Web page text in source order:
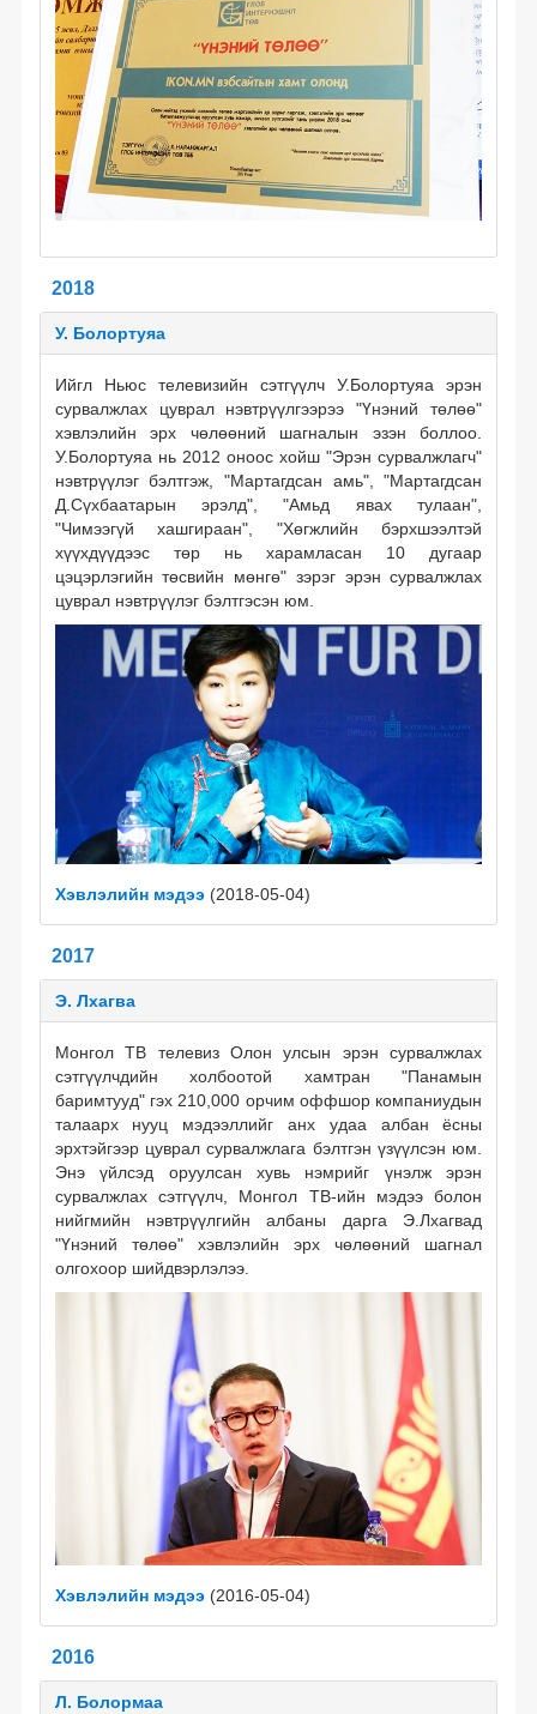
2018
У. Болортуяа
Ийгл Ньюс телевизийн сэтгүүлч У.Болортуяа эрэн
сурвалжлах цуврал нэвтрүүлгээрээ "Үнэний төлөө"
хэвлэлийн эрх чөлөөний шагналын эзэн боллоо.
У.Болортуяа нь 2012 оноос хойш "Эрэн сурвалжлагч"
нэвтрүүлэг бэлтгэж, "Мартагдсан амь", "Мартагдсан
Д.Сүхбаатарын эрэлд", "Амьд явах тулаан",
"Чимээгүй хашгираан", "Хөгжлийн бэрхшээлтэй
хүүхдүүдээс төр нь харамласан 10 дугаар
цэцэрлэгийн төсвийн мөнгө" зэрэг эрэн сурвалжлах
цуврал нэвтрүүлэг бэлтгэсэн юм.
Хэвлэлийн мэдээ(2018-05-04)
2017
Э. Лхагва
Монгол ТВ телевиз Олон улсын эрэн сурвалжлах
сэтгүүлчдийн холбоотой хамтран "Панамын
баримтууд" гэх 210,000 орчим оффшор компаниудын
талаарх нууц мэдээллийг анх удаа албан ёсны
эрхтэйгээр цуврал сурвалжлага бэлтгэн үзүүлсэн юм.
Энэ үйлсэд оруулсан хувь нэмрийг үнэлж эрэн
сурвалжлах сэтгүүлч, Монгол ТВ-ийн мэдээ болон
нийгмийн нэвтрүүлгийн албаны дарга Э.Лхагвад
"Үнэний төлөө" хэвлэлийн эрх чөлөөний шагнал
олгохоор шийдвэрлэлээ.
Хэвлэлийн мэдээ(2016-05-04)
2016
Л. Болормаа